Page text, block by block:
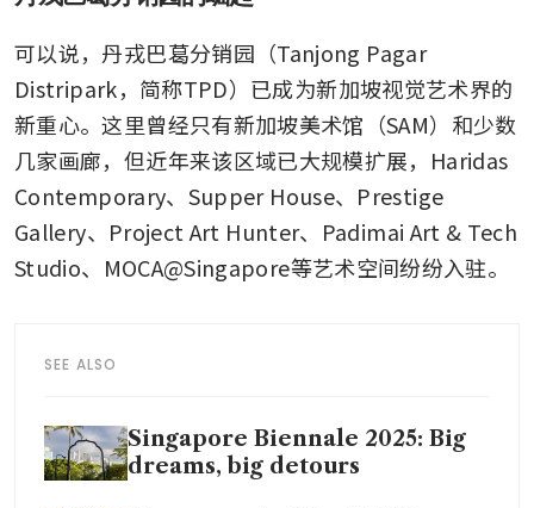
可以说，丹戎巴葛分销园（Tanjong Pagar
Distripark，简称TPD）已成为新加坡视觉艺术界的
新重心。这里曾经只有新加坡美术馆（SAM）和少数
几家画廊，但近年来该区域已大规模扩展，Haridas
Contemporary、Supper House、Prestige
Gallery、Project Art Hunter、Padimai Art & Tech
Studio、MOCA@Singapore等艺术空间纷纷入驻。
SEE ALSO
Singapore Biennale 2025: Big
dreams, big detours